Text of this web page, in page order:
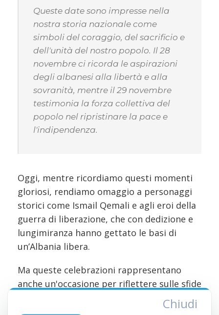
Queste date sono impresse nella
nostra storia nazionale come
simboli del coraggio, del sacrificio e
dell'unità del nostro popolo. Il 28
novembre ci ricorda le aspirazioni
degli albanesi alla libertà e alla
sovranità, mentre il 29 novembre
testimonia la forza collettiva del
popolo nel ripristinare la pace e
l'indipendenza.
Oggi, mentre ricordiamo questi momenti
gloriosi, rendiamo omaggio a personaggi
storici come Ismail Qemali e agli eroi della
guerra di liberazione, che con dedizione e
lungimiranza hanno gettato le basi di
un’Albania libera.
Ma queste celebrazioni rappresentano
anche un'occasione per riflettere sulle sfide
attendono. Proprio come le generazioni
Chiudi